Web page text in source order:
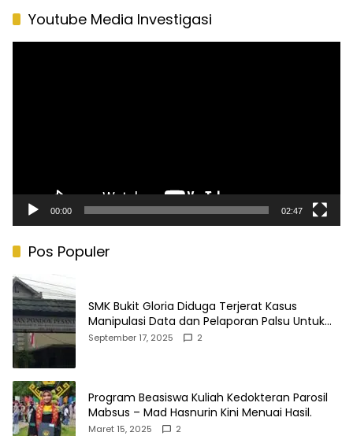
Youtube Media Investigasi
00:00 02:47
Pos Populer
SMK Bukit Gloria Diduga Terjerat Kasus
Manipulasi Data dan Pelaporan Palsu Untuk
Mendapatkan Dana Bos
September 17, 2025 2
Program Beasiswa Kuliah Kedokteran Parosil
Mabsus – Mad Hasnurin Kini Menuai Hasil.
Maret 15, 2025 2